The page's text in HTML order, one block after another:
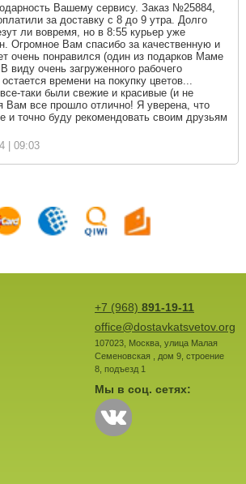
Вашему сервису. Заказ №25884,
за доставку с 8 до 9 утра. Долго
ли вовремя, но в 8:55 курьер уже
Огромное Вам спасибо за качественную и
очень понравился (один из подарков Маме
виду очень загруженного рабочего
времени на покупку цветов...
таки были свежие и красивые (и не
Вам все прошло отлично! Я уверена, что
точно буду рекомендовать своим друзьям
| 09:03
+7 (968) 891-19-11
office@dostavkatsvetov.org
107023, Москва, улица Малая
Семеновская , дом 9, строение
8, подъезд 1
Мы в соц. сетях: